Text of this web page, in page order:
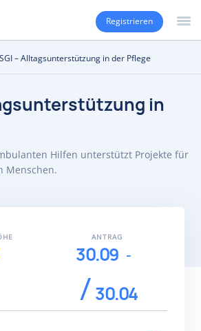
Registrieren
– Alltagsunterstützung in der Pflege
in
Hilfen unterstützt Projekte für
Menschen.
ANTRAG
30.09
30.04